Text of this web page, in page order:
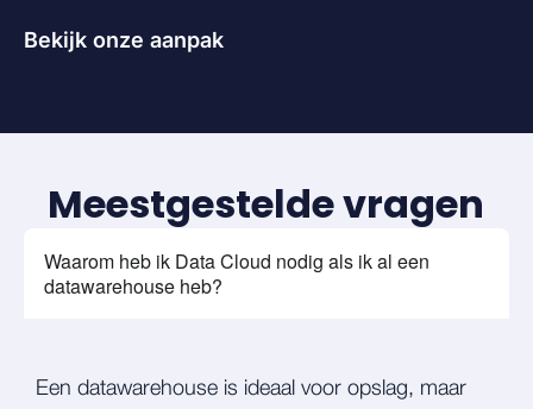
Bekijk onze aanpak
Meestgestelde vragen
Waarom heb ik Data Cloud nodig als ik al een
datawarehouse heb?
Een datawarehouse is ideaal voor opslag, maar